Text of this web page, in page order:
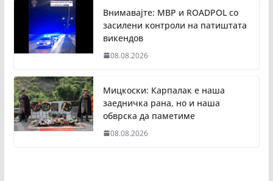
Внимавајте: МВР и ROADPOL со
засилени контроли на патиштата
викендов
08.08.2026
Мицкоски: Карпалак е наша
заедничка рана, но и наша
обврска да паметиме
08.08.2026